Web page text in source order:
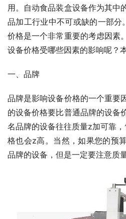
用。自动食品装盒设备作为其中
品加工行业中不可或缺的一部分
价格是一个非常重要的考虑因素
设备价格受哪些因素的影响呢？
一、品牌
品牌是影响设备价格的一个重要
的设备价格要比普通品牌的设备
名品牌的设备往往质量z加可靠
格也会z高。当然，如果您的预
品牌的设备，但是一定要注意质量